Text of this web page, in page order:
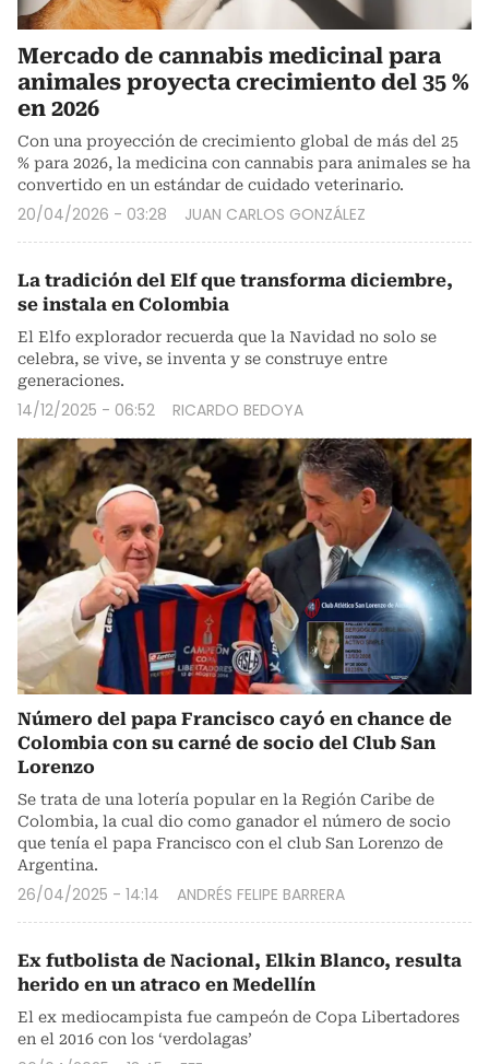
Mercado de cannabis medicinal para
animales proyecta crecimiento del 35 %
en 2026
Con una proyección de crecimiento global de más del 25
% para 2026, la medicina con cannabis para animales se ha
convertido en un estándar de cuidado veterinario.
20/04/2026 - 03:28 JUAN CARLOS GONZÁLEZ
La tradición del Elf que transforma diciembre,
se instala en Colombia
El Elfo explorador recuerda que la Navidad no solo se
celebra, se vive, se inventa y se construye entre
generaciones.
14/12/2025 - 06:52 RICARDO BEDOYA
Número del papa Francisco cayó en chance de
Colombia con su carné de socio del Club San
Lorenzo
Se trata de una lotería popular en la Región Caribe de
Colombia, la cual dio como ganador el número de socio
que tenía el papa Francisco con el club San Lorenzo de
Argentina.
26/04/2025 - 14:14 ANDRÉS FELIPE BARRERA
Ex futbolista de Nacional, Elkin Blanco, resulta
herido en un atraco en Medellín
El ex mediocampista fue campeón de Copa Libertadores
en el 2016 con los ‘verdolagas’